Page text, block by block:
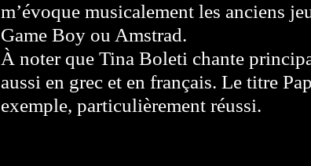
m’évoque musicalement les anciens
Game Boy ou Amstrad.
À noter que Tina Boleti chante
aussi en grec et en français. Le titre
exemple, particulièrement réussi.